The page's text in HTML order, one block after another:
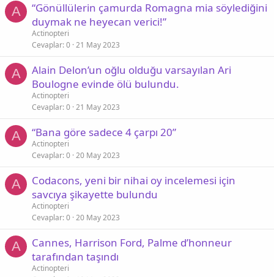
A
“Gönüllülerin çamurda Romagna mia söylediğini
duymak ne heyecan verici!”
Actinopteri
Cevaplar 0 21 May 2023
A
Alain Delon’un oğlu olduğu varsayılan Ari
Boulogne evinde ölü bulundu.
Actinopteri
Cevaplar 0 21 May 2023
A “Bana göre sadece 4 çarpı 20”
Actinopteri
Cevaplar 0 20 May 2023
A
Codacons, yeni bir nihai oy incelemesi için
savcıya şikayette bulundu
Actinopteri
Cevaplar 0 20 May 2023
A
Cannes, Harrison Ford, Palme d’honneur
tarafından taşındı
Actinopteri